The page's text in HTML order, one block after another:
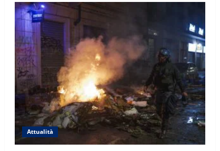
Attualità